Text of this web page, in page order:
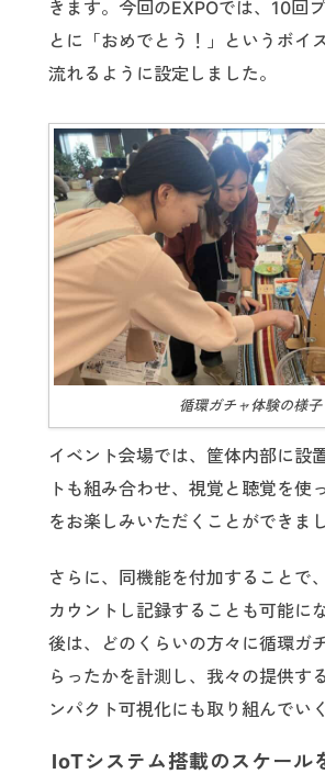
きます。今回のEXPOでは、10回
とに「おめでとう！」というボイ
流れるように設定しました。
循環ガチャ体験の様子
イベント会場では、筐体内部に設
トも組み合わせ、視覚と聴覚を使
をお楽しみいただくことができまし
さらに、同機能を付加することで
カウントし記録することも可能に
後は、どのくらいの方々に循環ガ
らったかを計測し、我々の提供す
ンパクト可視化にも取り組んでい
IoTシステム搭載のスケール